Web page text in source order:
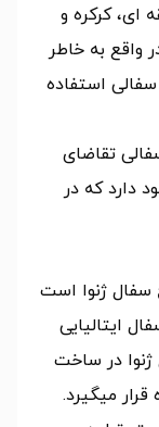
ای، کرکره و
واقع به خاطر
استفاده
تقاضای
دارد که در
سفال ژنوا است
ایتالیایی
در ساخت
میگیرد.